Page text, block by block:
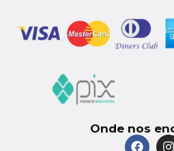
Onde nos